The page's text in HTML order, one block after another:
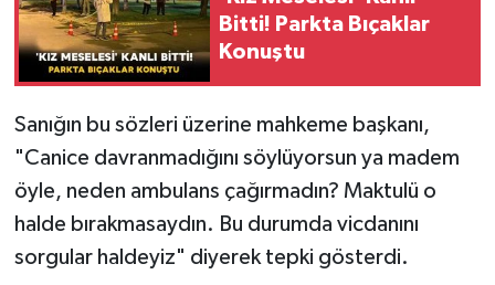
Bitti! Parkta Bıçaklar
Konuştu
Sanığın bu sözleri üzerine mahkeme başkanı,
"Canice davranmadığını söylüyorsun ya madem
öyle, neden ambulans çağırmadın? Maktulü o
halde bırakmasaydın. Bu durumda vicdanını
sorgular haldeyiz" diyerek tepki gösterdi.